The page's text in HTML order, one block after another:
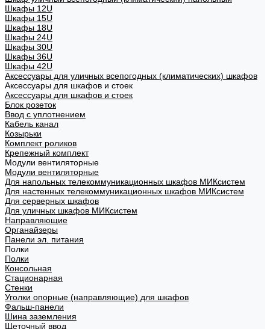
Шкафы 12U
Шкафы 15U
Шкафы 18U
Шкафы 24U
Шкафы 30U
Шкафы 36U
Шкафы 42U
Аксессуары для уличных всепогодных (климатических) шкафов
Аксессуары для шкафов и стоек
Аксессуары для шкафов и стоек
Блок розеток
Ввод с уплотнением
Кабель канал
Козырьки
Комплект роликов
Крепежный комплект
Модули вентиляторные
Модули вентиляторные
Для напольных телекоммуникационных шкафов МИКсистем
Для настенных телекоммуникационных шкафов МИКсистем
Для серверных шкафов
Для уличных шкафов МИКсистем
Направляющие
Органайзеры
Панели эл. питания
Полки
Полки
Консольная
Стационарная
Стенки
Уголки опорные (направляющие) для шкафов
Фальш-панели
Шина заземления
Щеточный ввод